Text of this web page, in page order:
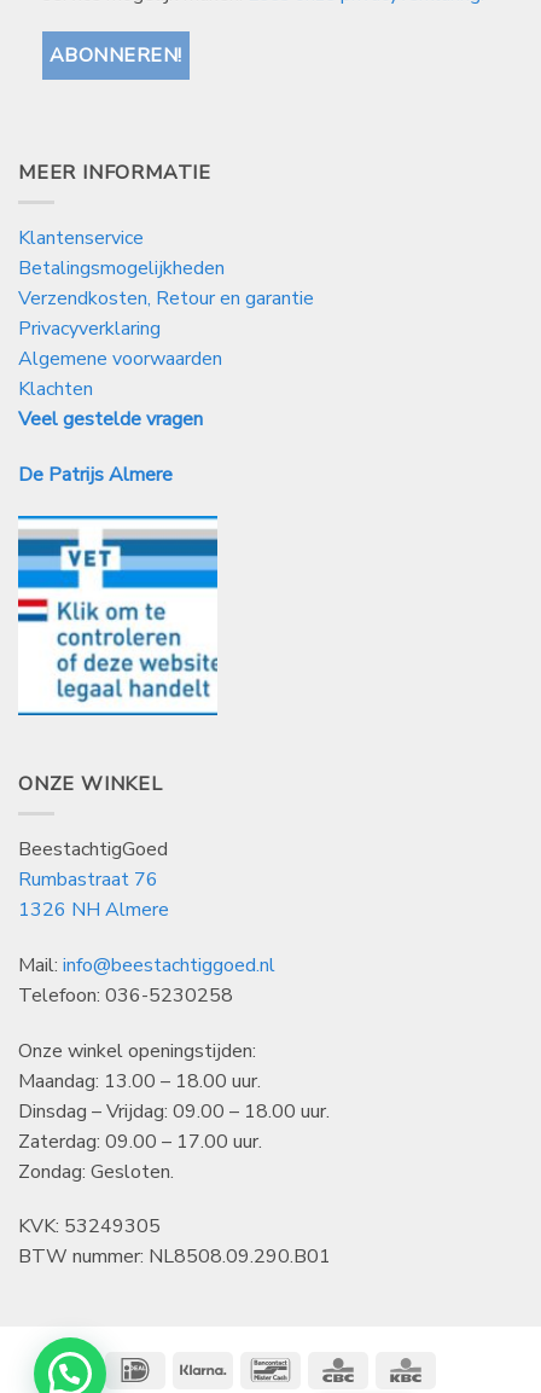
MEER INFORMATIE
Klantenservice
Betalingsmogelijkheden
Verzendkosten, Retour en garantie
Privacyverklaring
Algemene voorwaarden
Klachten
Veel gestelde vragen
De Patrijs Almere
ONZE WINKEL
BeestachtigGoed
Rumbastraat 76
1326 NH Almere
Mail: info@beestachtiggoed.nl
Telefoon: 036-5230258
Onze winkel openingstijden:
Maandag: 13.00 – 18.00 uur.
Dinsdag – Vrijdag: 09.00 – 18.00 uur.
Zaterdag: 09.00 – 17.00 uur.
Zondag: Gesloten.
KVK: 53249305
BTW nummer: NL8508.09.290.B01
IDeal Klarna BancontactCBC